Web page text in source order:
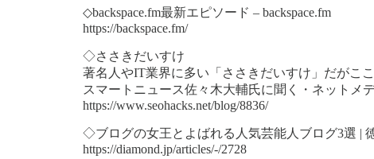
◇backspace.fm最新エピソード – backspace.fm
https://backspace.fm/
◇ささきだいすけ
著名人やIT業界に多い「ささきだいすけ」だがこ
スマートニュース佐々木大輔氏に聞く・ネットメ
https://www.seohacks.net/blog/8836/
◇ブログの女王とよばれる人気芸能人ブログ3選 |
https://diamond.jp/articles/-/2728